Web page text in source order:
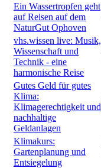
Ein Wassertropfen geht
auf Reisen auf dem
NaturGut Ophoven
vhs.wissen live: Musik,
Wissenschaft und
Technik - eine
harmonische Reise
Gutes Geld für gutes
Klima:
Klimagerechtigkeit und
nachhaltige
Geldanlagen
Klimakurs:
Gartenplanung und
Entsiegelung